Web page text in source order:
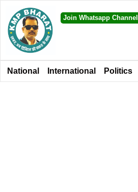
Join Whatsapp Channel
National International Politics